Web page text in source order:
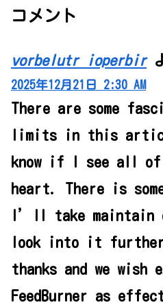
コメント
vorbelutr ioperbir
2025年12月21日 2:30 AM
There are some
limits in this
know if I see all
heart. There is
I’ll take
look into it
thanks and we wish
FeedBurner as